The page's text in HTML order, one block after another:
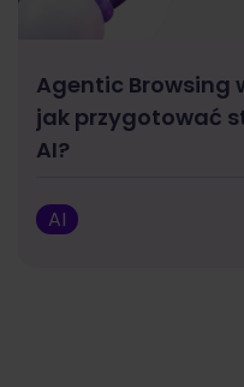
Agentic Browsing
jak przygotować
AI?
AI